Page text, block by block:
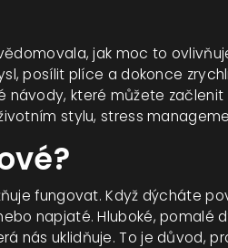
jak moc to
posílit plíce a dokonce
které můžete začlenit
stylu, stress
fungovat. Když dýcháte
napjaté. Hluboké, pomalé
nás uklidňuje. To je důvod,